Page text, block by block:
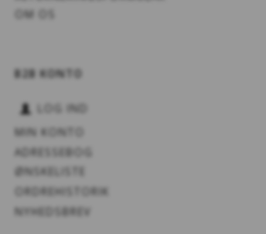
OM OS
B2B KONTO
LOG IND
MIN KONTO
ADRESSEBOG
ØNSKELISTE
ORDREHISTORIK
NYHEDSBREV